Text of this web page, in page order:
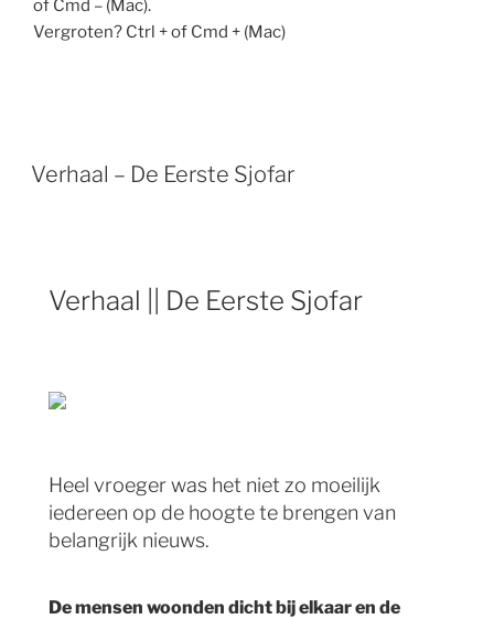
of Cmd – (Mac).
Vergroten? Ctrl + of Cmd + (Mac)
Verhaal – De Eerste Sjofar
Verhaal || De Eerste Sjofar
Heel vroeger was het niet zo moeilijk
iedereen op de hoogte te brengen van
belangrijk nieuws.
De mensen woonden dicht bij elkaar en de